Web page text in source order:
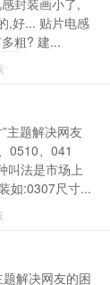
封装画小了,
,好... 贴片电感
粗? 建...
主题解决网友
0510、041
叫法是市场上
如:0307尺寸...
题解决网友的困